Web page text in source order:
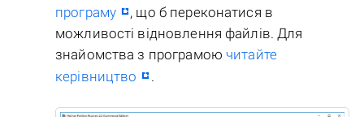
програму
, що б переконатися в
можливості відновлення файлів. Для
знайомства з програмоючитайте
керівництво
.